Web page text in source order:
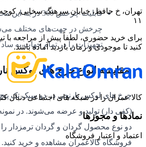
قابلیت چرخش 360
چرخش در جهت‌های مختلف
تجهیزات را در تمام جهات به
مقایسه انواع چرخ های لوکس
چرخ‌ های لوکس نارنجی در دو سبک تک پیچ
(کفی دار) تولید و عرضه می‌­شوند. در
دو نوع محصول گردان و گردان ترمزدار را
فروشگاه کالاعمران مشاهده و خرید کنید.
تهران، خ حافظ، خیابان سرهنگ سخایی،
۱۱
برای خرید حضوری، لطفاً پیش از مراجعه با
کنید تا موجودی و زمان بازدید آماده باشد.
کالا عمران را در شبکه های اجتماعی دنبال
نمادها و مجوزها
اعتماد و اعتبار فروشگاه